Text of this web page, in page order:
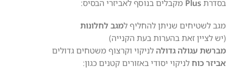
בסדרתPlus מקבלים בנוסף לאביזרי הבסיס:
מגב לשטיחים שניתן להחליף למגב לחלונות
(יש לציין זאת בהערות בעת הקנייה)
מברשת עגולה גדולה לניקוי וקרצוף משטחים גדולים
אביזר כוחלניקוי יסודי באזורים קטנים כגון: